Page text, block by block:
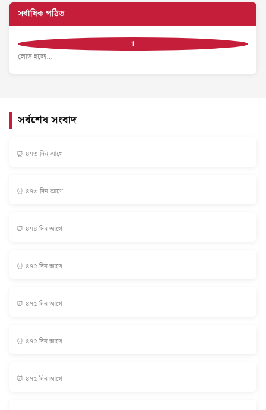
সর্বাধিক পঠিত
লোড হচ্ছে…
সর্বশেষ সংবাদ
⏰ ৪৭৩ দিন আগে
⏰ ৪৭৩ দিন আগে
⏰ ৪৭৪ দিন আগে
⏰ ৪৭৫ দিন আগে
⏰ ৪৭৫ দিন আগে
⏰ ৪৭৫ দিন আগে
⏰ ৪৭৫ দিন আগে